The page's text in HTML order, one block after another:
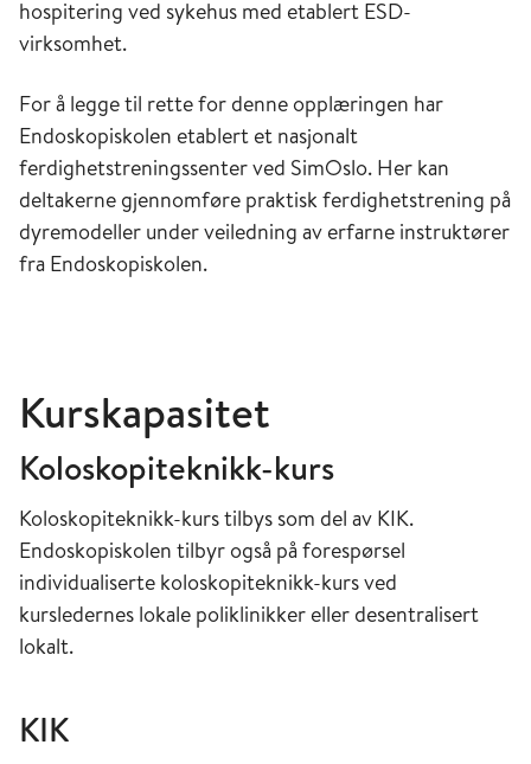
hospitering ved sykehus med etablert ESD-
virksomhet.
For å legge til rette for denne opplæringen har
Endoskopiskolen etablert et nasjonalt
ferdighetstreningssenter ved SimOslo. Her kan
deltakerne gjennomføre praktisk ferdighetstrening på
dyremodeller under veiledning av erfarne instruktører
fra Endoskopiskolen.
Kurskapasitet
Koloskopiteknikk-kurs
Koloskopiteknikk-kurs tilbys som del av KIK.
Endoskopiskolen tilbyr også på forespørsel
individualiserte koloskopiteknikk-kurs ved
kursledernes lokale poliklinikker eller desentralisert
lokalt.
KIK